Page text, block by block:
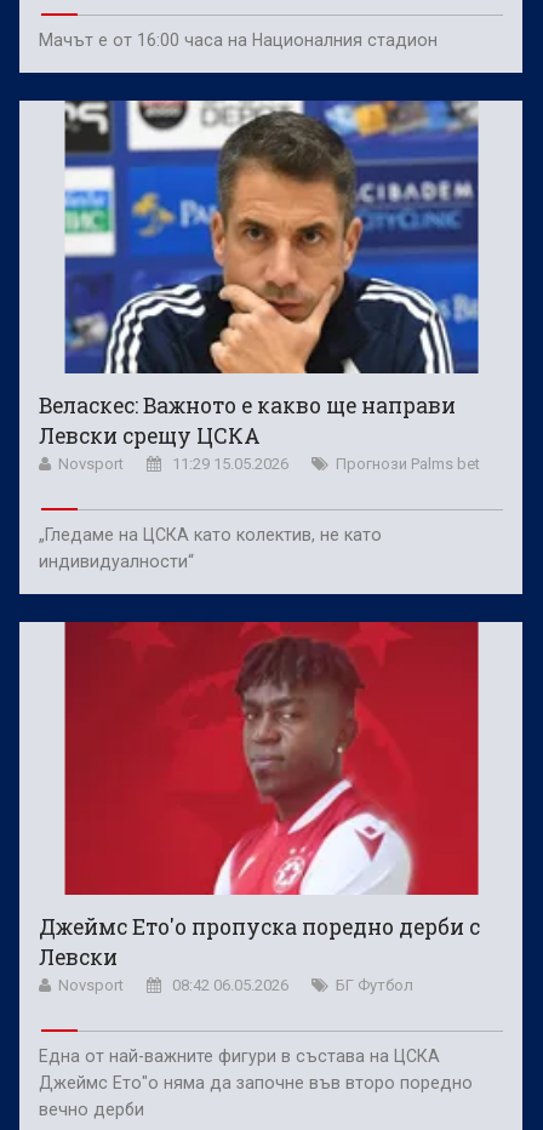
Мачът е от 16:00 часа на Националния стадион
Веласкес: Важното е какво ще направи
Левски срещу ЦСКА
Novsport 11:29 15.05.2026 Прогнози Palms bet
„Гледаме на ЦСКА като колектив, не като
индивидуалности“
Джеймс Ето'о пропуска поредно дерби с
Левски
Novsport 08:42 06.05.2026 БГ Футбол
Една от най-важните фигури в състава на ЦСКА
Джеймс Ето"о няма да започне във второ поредно
вечно дерби